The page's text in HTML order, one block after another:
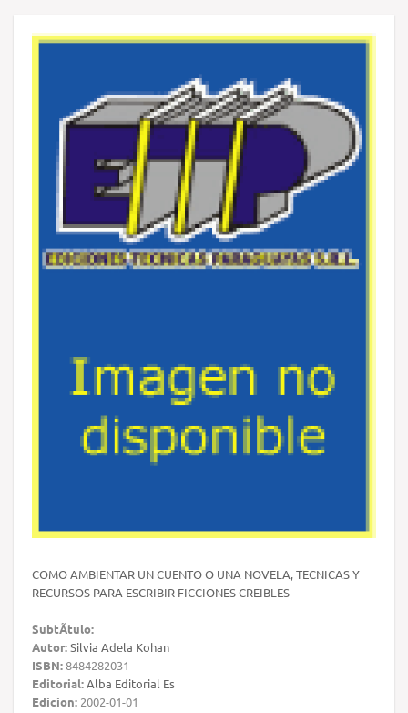
COMO AMBIENTAR UN CUENTO O UNA NOVELA, TECNICAS Y
RECURSOS PARA ESCRIBIR FICCIONES CREIBLES
SubtÃ­tulo:
Autor:Silvia Adela Kohan
ISBN:8484282031
Editorial:Alba Editorial Es
Edicion: 2002-01-01